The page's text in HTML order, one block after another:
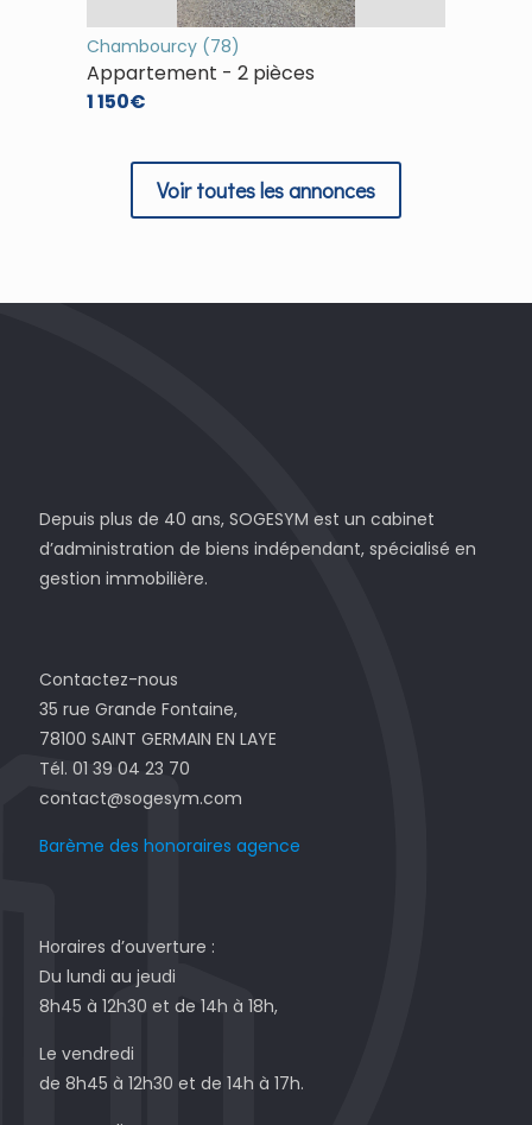
Chambourcy (78)
Appartement - 2 pièces
1 150€
Voir toutes les annonces
Depuis plus de 40 ans, SOGESYM est un cabinet
d’administration de biens indépendant, spécialisé en
gestion immobilière.
Contactez-nous
35 rue Grande Fontaine,
78100 SAINT GERMAIN EN LAYE
Tél. 01 39 04 23 70
contact@sogesym.com
Barème des honoraires agence
Horaires d’ouverture :
Du lundi au jeudi
8h45 à 12h30 et de 14h à 18h,
Le vendredi
de 8h45 à 12h30 et de 14h à 17h.